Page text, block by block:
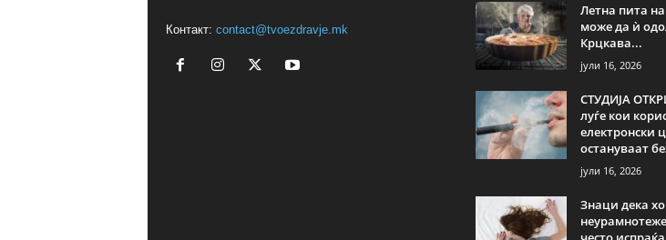
Контакт: contact@tvoezdravje.mk
Летна пита на
може да ѝ
Крцкава...
јули 16, 2026
СТУДИЈА
луѓе кои
електронски
остануваат
јули 16, 2026
Знаци дека